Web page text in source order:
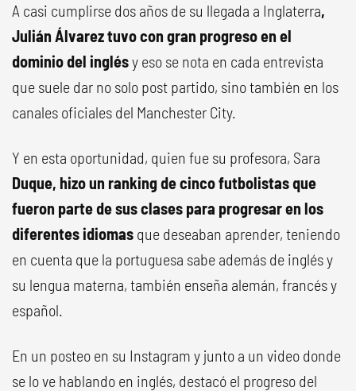
A casi cumplirse dos años de su llegada a Inglaterra,
Julián Álvarez tuvo con gran progreso en el
dominio del inglésy eso se nota en cada entrevista
que suele dar no solo post partido, sino también en los
canales oficiales del Manchester City.
Y en esta oportunidad, quien fue su profesora, Sara
Duque, hizo un ranking de cinco futbolistas que
fueron parte de sus clases para progresar en los
diferentes idiomas que deseaban aprender, teniendo
en cuenta que la portuguesa sabe además de inglés y
su lengua materna, también enseña alemán, francés y
español.
En un posteo en su Instagram y junto a un video donde
se lo ve hablando en inglés, destacó el progreso del